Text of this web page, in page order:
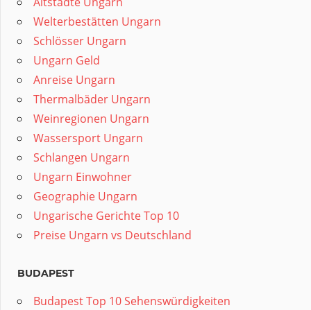
Welterbestätten Ungarn
Schlösser Ungarn
Ungarn Geld
Anreise Ungarn
Thermalbäder Ungarn
Weinregionen Ungarn
Wassersport Ungarn
Schlangen Ungarn
Ungarn Einwohner
Geographie Ungarn
Ungarische Gerichte Top 10
Preise Ungarn vs Deutschland
BUDAPEST
Budapest Top 10 Sehenswürdigkeiten